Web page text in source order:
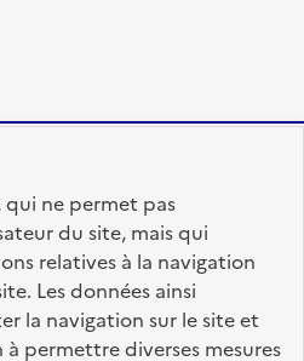
qui ne permet pas
du site, mais qui
relatives à la navigation
Les données ainsi
la navigation sur le site et
permettre diverses mesures
legifrance.gouv.fr